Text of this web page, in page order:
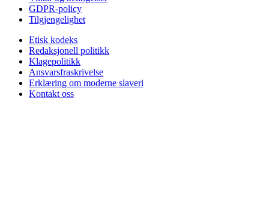
GDPR-policy
Tilgjengelighet
Etisk kodeks
Redaksjonell politikk
Klagepolitikk
Ansvarsfraskrivelse
Erklæring om moderne slaveri
Kontakt oss